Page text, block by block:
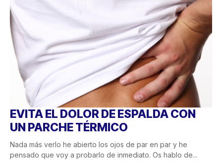
EVITA EL DOLOR DE ESPALDA CON
UN PARCHE TÉRMICO
Nada más verlo he abierto los ojos de par en par y he
pensado que voy a probarlo de inmediato. Os hablo de...